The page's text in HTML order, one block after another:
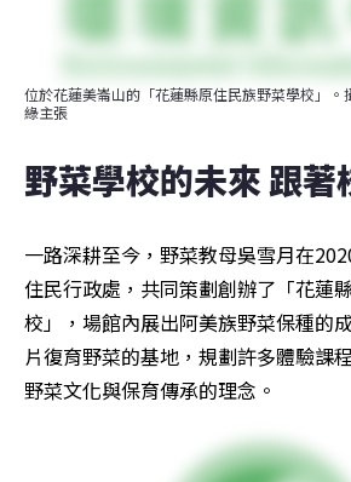
位於花蓮美崙山的「花蓮縣原住民族野菜學校」。
綠主張
野菜學校的未來 跟著
一路深耕至今，野菜教母吳雪月在
住民行政處，共同策劃創辦了「花蓮
校」，場館內展出阿美族野菜保種的
片復育野菜的基地，規劃許多體驗課
野菜文化與保育傳承的理念。